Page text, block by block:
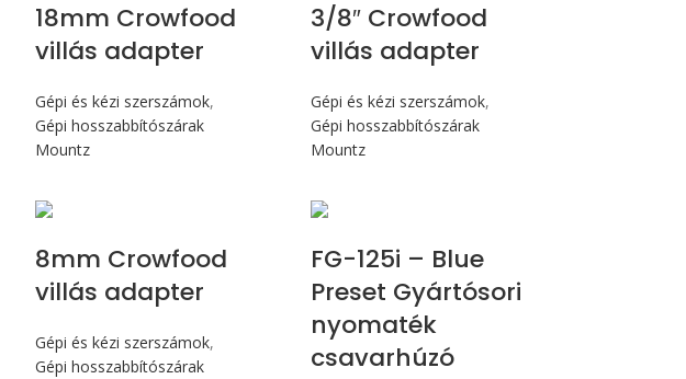
18mm Crowfood
villás adapter
Gépi és kézi szerszámok,
Gépi hosszabbítószárak
Mountz
3/8″ Crowfood
villás adapter
Gépi és kézi szerszámok,
Gépi hosszabbítószárak
Mountz
8mm Crowfood
villás adapter
Gépi és kézi szerszámok,
Gépi hosszabbítószárak
FG-125i – Blue
Preset Gyártósori
nyomaték
csavarhúzó